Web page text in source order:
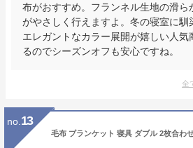
布がおすすめ。フランネル生地の滑ら
がやさしく行えますよ。冬の寝室に馴
エレガントなカラー展開が嬉しい人気
るのでシーズンオフも安心ですね。
全
no. 13